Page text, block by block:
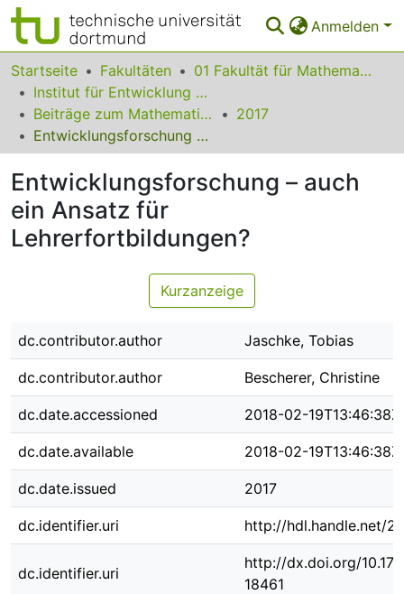
Anmelden
Bereiche & Sammlungen
Das gesamte Repositorium
Statistiken
FAQ
Leitlinien
Zurück zur Startseite
Startseite Fakultäten
01 Fakultät für Mathematik
Institut für Entwicklung und Erforschung des Mathematikunterrichts
Beiträge zum Mathematikunterricht
2017
Entwicklungsforschung – auch ein Ansatz für Lehrerfortbildungen?
Entwicklungsforschung – auch
ein Ansatz für
Lehrerfortbildungen?
Kurzanzeige
dc.contributor.author Jaschke, Tobias
dc.contributor.author Bescherer, Christine
dc.date.accessioned 2018-02-19T13:46:38Z
dc.date.available 2018-02-19T13:46:38Z
dc.date.issued 2017
dc.identifier.uri http://hdl.handle.net/
dc.identifier.uri
http://dx.doi.org/
18461